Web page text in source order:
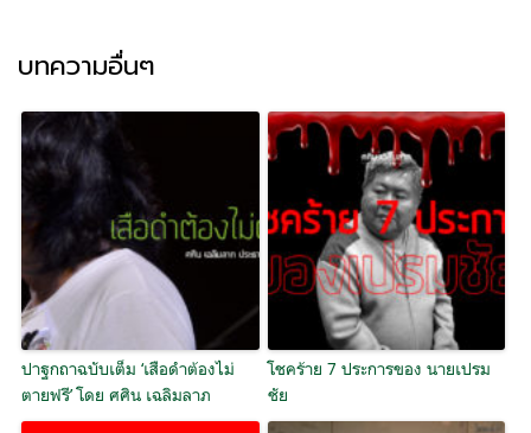
บทความอื่นๆ
ปาฐกถาฉบับเต็ม ‘เสือดำต้องไม่
ตายฟรี’ โดย ศศิน เฉลิมลาภ
โชคร้าย 7 ประการของ นายเปรม
ชัย